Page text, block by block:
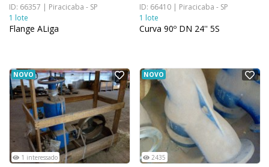
ID: 66357 | Piracicaba - SP
1 lote
Flange ALiga
ID: 66410 | Piracicaba - SP
1 lote
Curva 90º DN 24'' 5S
NOVO
1 interessado
NOVO
2435